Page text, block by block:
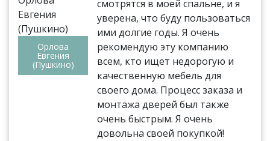
Орлова
Евгения
(Пушкино)
смотрятся в моей спальне, и я
уверена, что буду пользоваться
ими долгие годы. Я очень
рекомендую эту компанию
всем, кто ищет недорогую и
качественную мебель для
своего дома. Процесс заказа и
монтажа дверей был также
очень быстрым. Я очень
довольна своей покупкой!